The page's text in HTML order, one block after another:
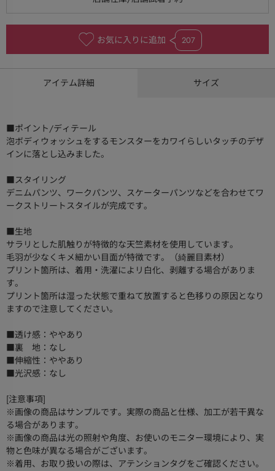
お気に入りに追加 207
アイテム詳細 サイズ
■ポイント/ディテール
泡ボディウォッシュをするモンスターをカワイらしいタッチのデザ
インに落とし込みました。
■スタイリング
デニムパンツ、ワークパンツ、スケーターパンツなどを合わせてワ
ークストリートスタイルが完成です。
■生地
サラリとした肌触りが特徴的な天竺素材を使用しています。
毛羽が少なくキメ細かい目面が特徴です。（綺麗目素材）
プリント箇所は、着用・洗濯によリ白化、剥離する場合がありま
す。
プリント箇所は湿った状態で重ねて放置すると色移りの原因となり
ますので注意してください。
■透け感：ややあり
■裏 地：なし
■伸縮性：ややあり
■光沢感：なし
[注意事項]
※画像の商品はサンプルです。実際の商品と仕様、加工が若干異な
る場合があります。
※画像の商品は光の照射や角度、お使いのモニター環境により、実
物と色味が異なる場合がございます。
※着用、お取り扱いの際は、アテンションタグをご確認ください。